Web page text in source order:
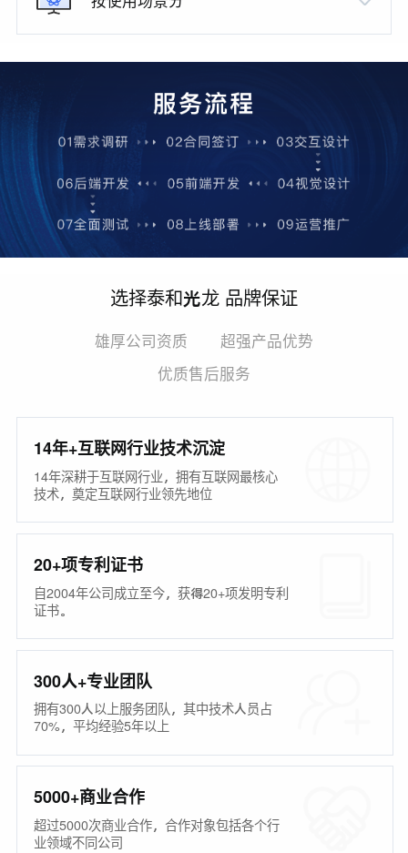
选择泰和光龙 品牌保证
雄厚公司资质
超强产品优势
优质售后服务
14年+互联网行业技术沉淀
14年深耕于互联网行业，拥有互联网最核心
技术，奠定互联网行业领先地位
20+项专利证书
自2004年公司成立至今，获得20+项发明专利
证书。
300人+专业团队
拥有300人以上服务团队，其中技术人员占
70%，平均经验5年以上
5000+商业合作
超过5000次商业合作，合作对象包括各个行
业领域不同公司